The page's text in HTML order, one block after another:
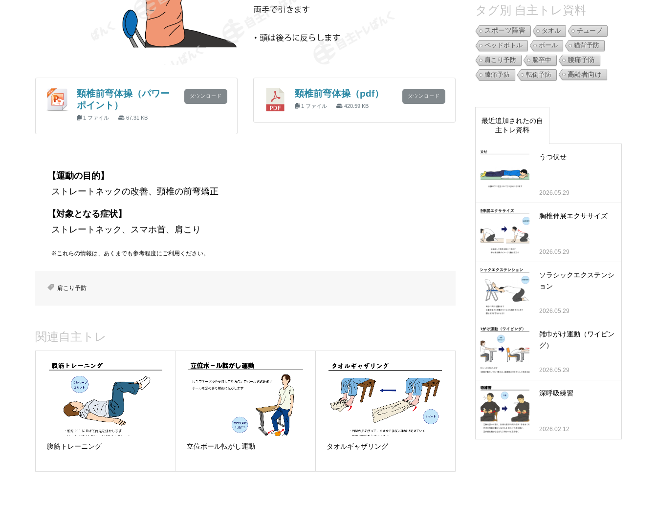
頸椎前弯体操（パワー
ポイント）
1 ファイル 67.31 KB
ダウンロード 頸椎前弯体操（pdf）
1 ファイル 420.59 KB
ダウンロード
【運動の目的】
ストレートネックの改善、頸椎の前弯矯正
【対象となる症状】
ストレートネック、スマホ首、肩こり
※これらの情報は、あくまでも参考程度にご利用ください。
肩こり予防
関連自主トレ
腹筋トレーニング 立位ボール転がし運動 タオルギャザリング
タグ別 自主トレ資料
スポーツ障害 タオル
チューブ
ペッドボトル
ボール
猫背予防
肩こり予防
脳卒中
腰痛予防
膝痛予防
転倒予防 高齢者向け
最近追加されたの自
主トレ資料
うつ伏せ
2026.05.29
胸椎伸展エクササイズ
2026.05.29
ソラシックエクステンシ
ョン
2026.05.29
雑巾がけ運動（ワイピン
グ）
2026.05.29
深呼吸練習
2026.02.12